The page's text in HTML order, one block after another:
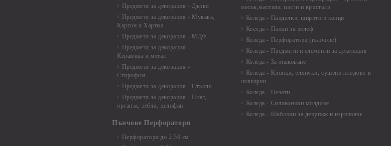
Предмети за декорация - Дърво
Предмети за декорация - Мукава,
Картон и Хартия
Предмети за декорация - МДФ
Предмети за декорация -
Керамика и метал
Предмети за декорация -
Стирофом
Предмети за декорация - Стъкло
Предмети за декорация - Плат,
органза, зебло, целофан
Пънчове Перфоратори
Перфоратори до 2,50 см
восък,мастила, пасти и кристали
Коледа - Панделки, ширити и конци
Коелда - Папки за релеф
Коледа - Перфоратори (пънчове)
Коледа - Предмети и елементи за декорация
Коледа - За опаковане
Коледа - Kлонки, елхички, сушени плодове и
шишарки
Коледа - Печати
Коледа - Силиконови молдове
Коледа - Шаблони за декупаж и изрязване